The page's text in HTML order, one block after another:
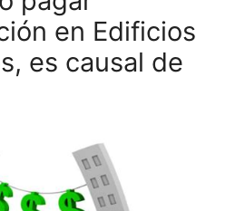
en Edificios
es causal de